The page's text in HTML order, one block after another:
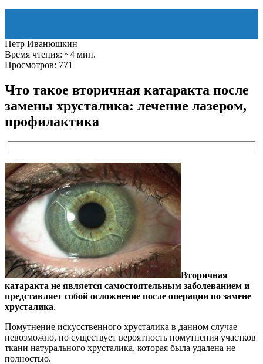
Петр Иванюшкин
Время чтения: ~4 мин.
Просмотров: 771
Что такое вторичная катаракта после
замены хрусталика: лечение лазером,
профилактика
Вторичная
катаракта не является самостоятельным заболеванием и
представляет собой осложнение после операции по замене
хрусталика.
Помутнение искусственного хрусталика в данном случае
невозможно, но существует вероятность помутнения участков
ткани натурального хрусталика, которая была удалена не
полностью.